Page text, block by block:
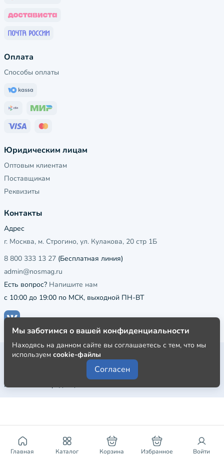
Главная Каталог Корзина Избранное Войти
Оплата
Способы оплаты
Юридическим лицам
Оптовым клиентам
Поставщикам
Реквизиты
Контакты
Адрес
г. Москва, м. Строгино, ул. Кулакова, 20 стр 1Б
8 800 333 13 27 (Бесплатная линия)
admin@nosmag.ru
Есть вопрос? Напишите нам
с 10:00 до 19:00 по МСК, выходной ПН-ВТ
Публичная оферта
Пользовательское соглашение
Политика конфиденциальности
Мы заботимся о вашей конфиденциальности
Находясь на данном сайте вы соглашаетесь с тем, что мы
используем cookie-файлы
Согласен